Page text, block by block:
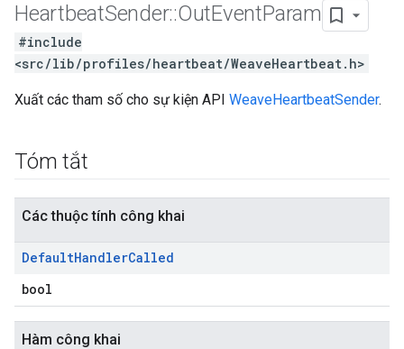
HeartbeatSender::OutEventParam
#include
<src/lib/profiles/heartbeat/WeaveHeartbeat.h>
Xuất các tham số cho sự kiện API WeaveHeartbeatSender.
Tóm tắt
Các thuộc tính công khai
DefaultHandlerCalled
bool
Hàm công khai